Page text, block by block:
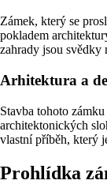
Zámek, který se
pokladem
zahrady jsou svědky
Arhitektura a
Stavba tohoto
architektonických
vlastní příběh, který
Prohlídka